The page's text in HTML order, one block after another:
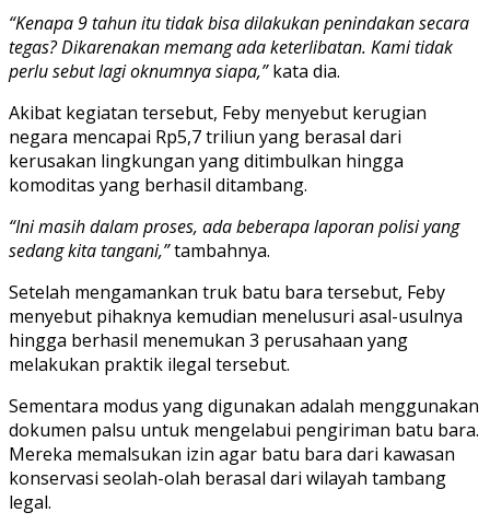
“Kenapa 9 tahun itu tidak bisa dilakukan penindakan secara
tegas? Dikarenakan memang ada keterlibatan. Kami tidak
perlu sebut lagi oknumnya siapa,”kata dia.
Akibat kegiatan tersebut, Feby menyebut kerugian
negara mencapai Rp5,7 triliun yang berasal dari
kerusakan lingkungan yang ditimbulkan hingga
komoditas yang berhasil ditambang.
“Ini masih dalam proses, ada beberapa laporan polisi yang
sedang kita tangani,”tambahnya.
Setelah mengamankan truk batu bara tersebut, Feby
menyebut pihaknya kemudian menelusuri asal-usulnya
hingga berhasil menemukan 3 perusahaan yang
melakukan praktik ilegal tersebut.
Sementara modus yang digunakan adalah menggunakan
dokumen palsu untuk mengelabui pengiriman batu bara.
Mereka memalsukan izin agar batu bara dari kawasan
konservasi seolah-olah berasal dari wilayah tambang
legal.